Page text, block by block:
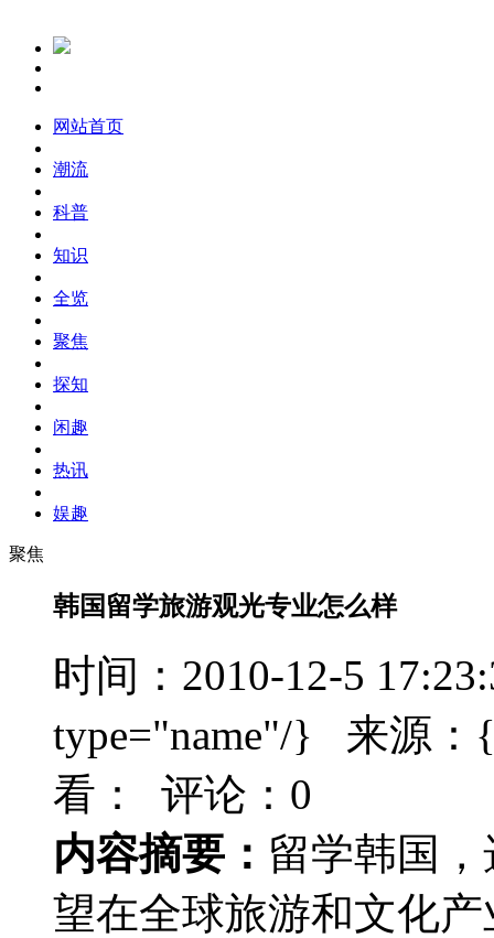
网站首页
潮流
科普
知识
全览
聚焦
探知
闲趣
热讯
娱趣
聚焦
韩国留学旅游观光专业怎么样
时间：2010-12-5
type="name"/} 来源：
看：
评论：0
内容摘要： 留学韩国
望在全球旅游和文化